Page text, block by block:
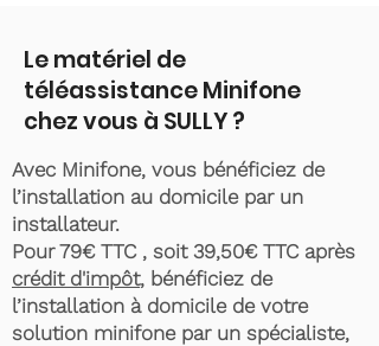
Le matériel de
téléassistance Minifone
chez vous à SULLY ?
Avec Minifone, vous bénéficiez de
l’installation au domicile par un
installateur.
Pour 79€ TTC , soit 39,50€ TTC après
crédit d'impôt, bénéficiez de
l’installation à domicile de votre
solution minifone par un spécialiste,